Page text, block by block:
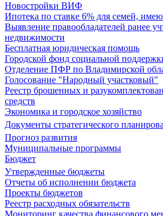
Новостройки ВИФ
Ипотека по ставке 6% для семей,
Выявление правообладателей ранее
недвижимости
Бесплатная юридическая помощь
Городской фонд социальной
Отделение ПФР по Владимирской
Голосование "Народный участковый"
Реестр брошенных и
средств
Экономика и городское хозяйство
Документы стратегического
Прогноз развития
Муниципальные программы
Бюджет
Утвержденные бюджеты
Отчеты об исполнении бюджета
Проекты бюджетов
Реестр расходных обязательств
Мониторинг качества финансового